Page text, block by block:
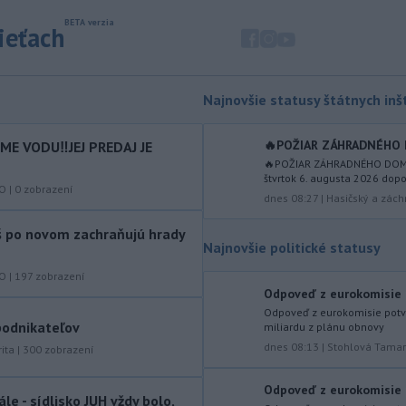
štvrtok schválil vyslanie
palestínskeho Pásma Gazy, kde by
mali pôsobiť v rámci medzinárodných
stabilizačných síl, ktoré navrhol
americký prezident Donald Trump.
20:07
(FA) stiahla svoju podporu
futbalovej federácie (FIFA) Giannimu
Infantinovi, ktorý je pod paľbou kritiky
po jeho neúspešnom pláne.
najmä na západe a severozápade
Slovenska počítať s búrkami.
VODU‼️JEJ PREDAJ JE
| 0 zobrazení
novom zachraňujú hrady
| 197 zobrazení
| 300 zobrazení
- sídlisko JUH vždy bolo,
Najnovšie statusy štátnych
🔥POŽIAR ZÁHRADNÉHO
🔥POŽIAR ZÁHRADNÉHO
štvrtok 6. augusta 2026
dnes 08:27 | Hasičský a
Najnovšie politické statusy
Odpoveď z eurokomisie
Odpoveď z eurokomisie
miliardu z plánu obnovy
dnes 08:13 | Stohlová
Odpoveď z